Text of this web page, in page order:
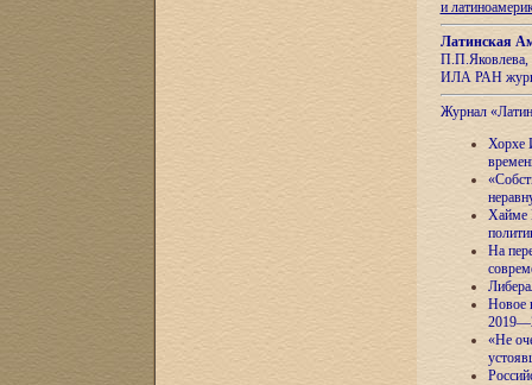
и
Латинская
П.П.Яковлева,
ИЛА РАН
Журнал
Хорхе
Хайме
На
Новое
«Не